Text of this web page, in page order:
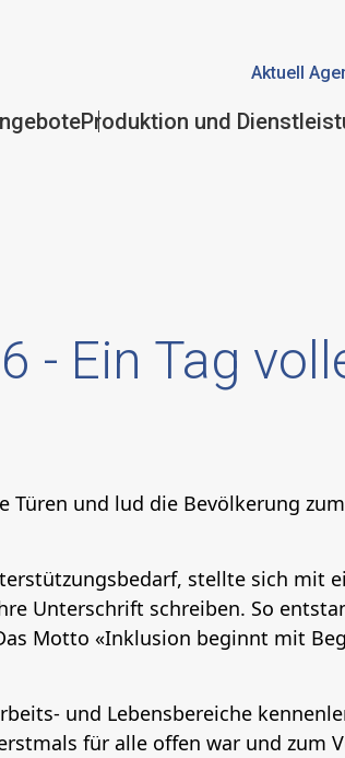
Aktuell
Produktion und
- Ein Tag
und lud die Bevölkerung
stellte sich mit
Unterschrift schreiben. So
Motto «Inklusion beginnt mit
und Lebensbereiche
für alle offen war und zum